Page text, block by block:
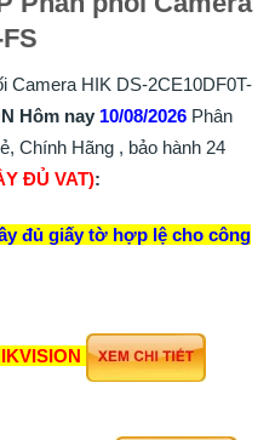
Camera HIK DS-2CE10DF0T-
Hôm nay 10/08/2026 Phân
Chính Hãng , bảo hành 24
ĐỦ VAT):
đủ giấy tờ hợp lệ cho công